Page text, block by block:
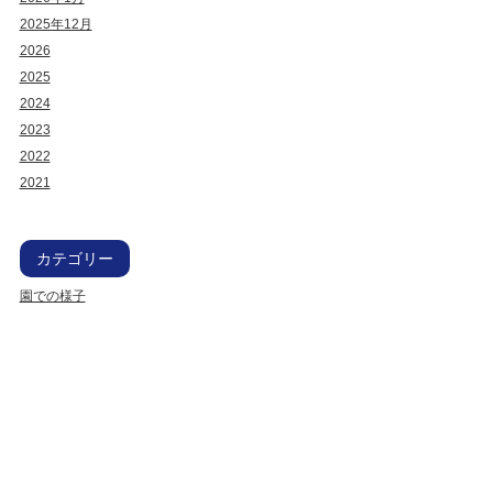
2025年12月
2026
2025
2024
2023
2022
2021
カテゴリー
園での様子